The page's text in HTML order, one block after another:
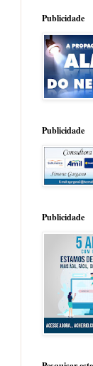
Publicidade
Publicidade
Publicidade